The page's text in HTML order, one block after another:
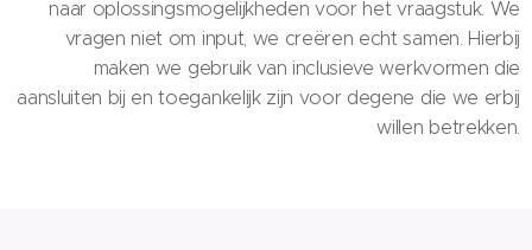
naar oplossingsmogelijkheden voor het vraagstuk. We
vragen niet om input, we creëren echt samen. Hierbij
maken we gebruik van inclusieve werkvormen die
aansluiten bij en toegankelijk zijn voor degene die we erbij
willen betrekken.